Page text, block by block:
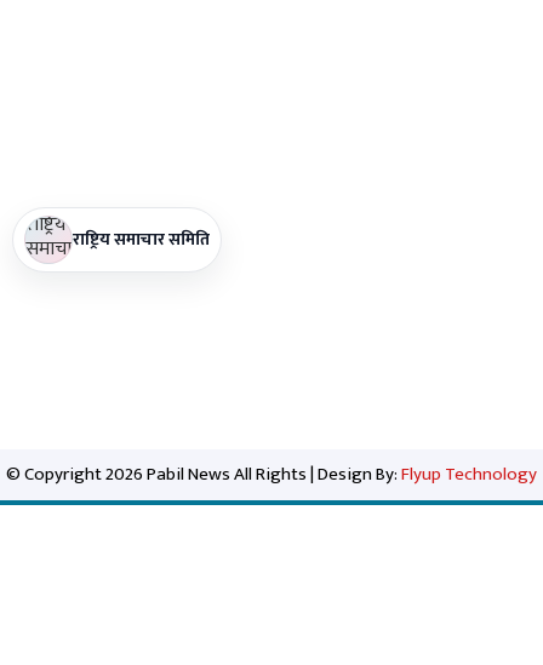
राष्ट्रिय समाचार समिति
© Copyright 2026 Pabil News All Rights | Design By:Flyup Technology